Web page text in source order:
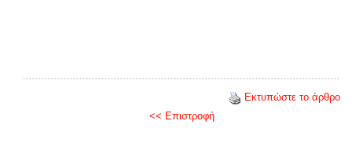
Εκτυπώστε το άρθρο
<< Επιστροφή